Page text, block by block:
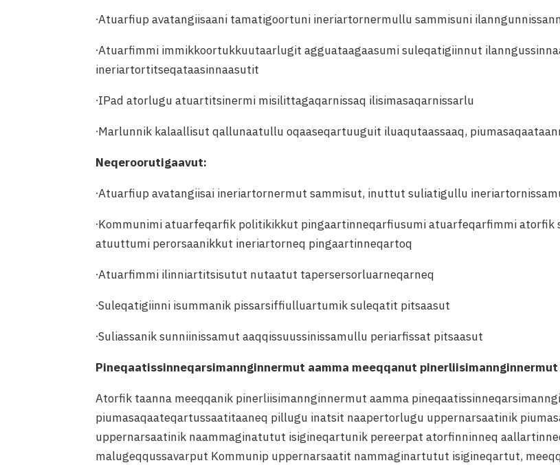
∙Atuarfiup avatangiisaani tamatigoortuni ineriartornermullu sammisuni
∙Atuarfimmi immikkoortukkuutaarlugit agguataagaasumi suleqatigiinnut
ineriartortitseqataasinnaasutit
∙IPad atorlugu atuartitsinermi misilittagaqarnissaq ilisimasaqarnissarlu
∙Marlunnik kalaallisut qallunaatullu oqaaseqartuuguit iluaqutaassaaq,
Neqeroorutigaavut:
∙Atuarfiup avatangiisai ineriartornermut sammisut, inuttut suliatigullu
∙Kommunimi atuarfeqarfik politikikkut pingaartinneqarfiusumi atuarfeqarfimmi
atuuttumi perorsaanikkut ineriartorneq pingaartinneqartoq
∙Atuarfimmi ilinniartitsisutut nutaatut tapersersorluarneqarneq
∙Suleqatigiinni isummanik pissarsiffiulluartumik suleqatit pitsaasut
∙Suliassanik sunniinissamut aaqqissuussinissamullu periarfissat pitsaasut
Pineqaatissinneqarsimannginnermut aamma meeqqanut
Atorfik taanna meeqqanik pinerliisimannginnermut aamma
piumasaqaateqartussaatitaaneq pillugu inatsit naapertorlugu uppernarsaatinik
uppernarsaatinik naammaginatutut isigineqartunik pereerpat atorfinninneq
malugeqqussavarput Kommunip uppernarsaatit nammaginartutut isigineqartut,